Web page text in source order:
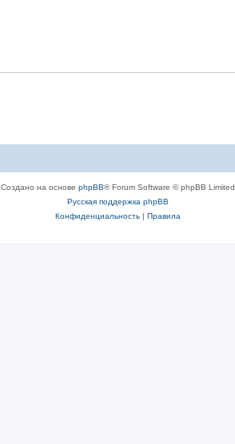
Создано на основе phpBB® Forum Software © phpBB Limited
Русская поддержка phpBB
Конфиденциальность| Правила